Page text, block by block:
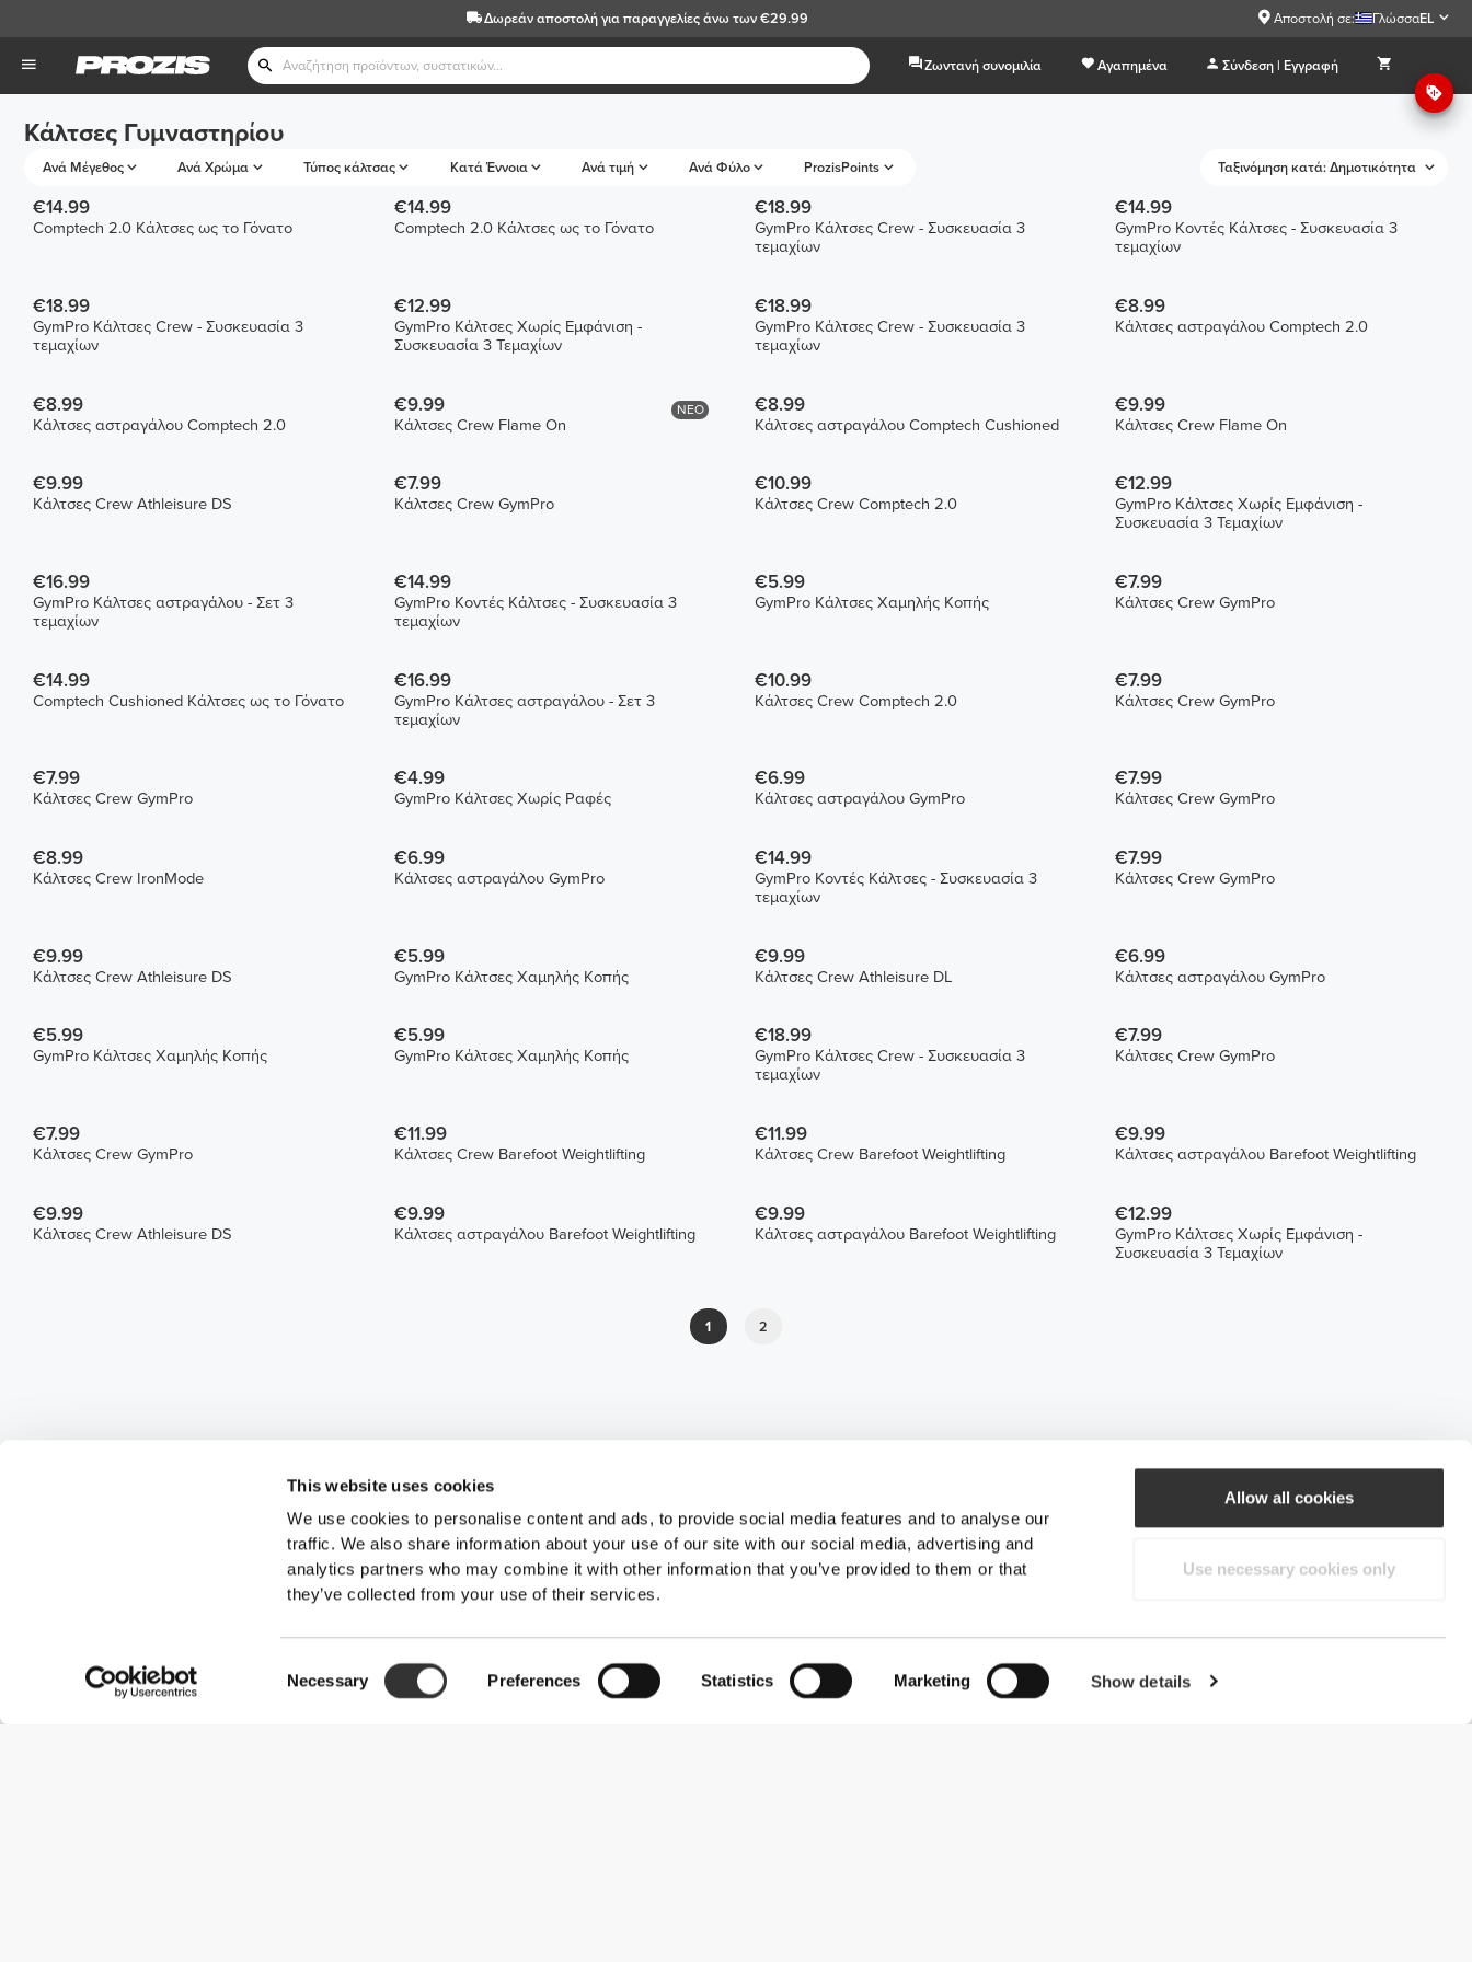
This website uses cookies
We use cookies to personalise content and ads, to provide social media features and to analyse our
traffic. We also share information about your use of our site with our social media, advertising and
analytics partners who may combine it with other information that you’ve provided to them or that
they’ve collected from your use of their services.
Selection
Necessary Preferences Statistics Marketing Show details
Allow all cookies
Use necessary cookies only
Δωρεάν αποστολήγια παραγγελίες άνω των €29.99 Αποστολή σε: ΓλώσσαEL
Ζωντανή συνομιλία Αγαπημένα Σύνδεση | Εγγραφή
Κάλτσες Γυμναστηρίου
Ανά Μέγεθος Ανά Χρώμα Τύπος κάλτσας Κατά Έννοια Ανά τιμή Ανά Φύλο ProzisPoints Ταξινόμηση κατά: Δημοτικότητα
€14.99
Comptech 2.0 Κάλτσες ως το Γόνατο
€14.99
Comptech 2.0 Κάλτσες ως το Γόνατο
€18.99
GymPro Κάλτσες Crew - Συσκευασία 3
τεμαχίων
€14.99
GymPro Κοντές Κάλτσες - Συσκευασία 3
τεμαχίων
€18.99
GymPro Κάλτσες Crew - Συσκευασία 3
τεμαχίων
€12.99
GymPro Κάλτσες Χωρίς Εμφάνιση -
Συσκευασία 3 Τεμαχίων
€18.99
GymPro Κάλτσες Crew - Συσκευασία 3
τεμαχίων
€8.99
Κάλτσες αστραγάλου Comptech 2.0
€8.99
Κάλτσες αστραγάλου Comptech 2.0
ΝΕΟ
€9.99
Κάλτσες Crew Flame On
€8.99
Κάλτσες αστραγάλου Comptech Cushioned
€9.99
Κάλτσες Crew Flame On
€9.99
Κάλτσες Crew Athleisure DS
€7.99
Κάλτσες Crew GymPro
€10.99
Κάλτσες Crew Comptech 2.0
€12.99
GymPro Κάλτσες Χωρίς Εμφάνιση -
Συσκευασία 3 Τεμαχίων
€16.99
GymPro Κάλτσες αστραγάλου - Σετ 3
τεμαχίων
€14.99
GymPro Κοντές Κάλτσες - Συσκευασία 3
τεμαχίων
€5.99
GymPro Κάλτσες Χαμηλής Κοπής
€7.99
Κάλτσες Crew GymPro
€14.99
Comptech Cushioned Κάλτσες ως το Γόνατο
€16.99
GymPro Κάλτσες αστραγάλου - Σετ 3
τεμαχίων
€10.99
Κάλτσες Crew Comptech 2.0
€7.99
Κάλτσες Crew GymPro
€7.99
Κάλτσες Crew GymPro
€4.99
GymPro Κάλτσες Χωρίς Ραφές
€6.99
Κάλτσες αστραγάλου GymPro
€7.99
Κάλτσες Crew GymPro
€8.99
Κάλτσες Crew IronMode
€6.99
Κάλτσες αστραγάλου GymPro
€14.99
GymPro Κοντές Κάλτσες - Συσκευασία 3
τεμαχίων
€7.99
Κάλτσες Crew GymPro
€9.99
Κάλτσες Crew Athleisure DS
€5.99
GymPro Κάλτσες Χαμηλής Κοπής
€9.99
Κάλτσες Crew Athleisure DL
€6.99
Κάλτσες αστραγάλου GymPro
€5.99
GymPro Κάλτσες Χαμηλής Κοπής
€5.99
GymPro Κάλτσες Χαμηλής Κοπής
€18.99
GymPro Κάλτσες Crew - Συσκευασία 3
τεμαχίων
€7.99
Κάλτσες Crew GymPro
€7.99
Κάλτσες Crew GymPro
€11.99
Κάλτσες Crew Barefoot Weightlifting
€11.99
Κάλτσες Crew Barefoot Weightlifting
€9.99
Κάλτσες αστραγάλου Barefoot Weightlifting
€9.99
Κάλτσες Crew Athleisure DS
€9.99
Κάλτσες αστραγάλου Barefoot Weightlifting
€9.99
Κάλτσες αστραγάλου Barefoot Weightlifting
€12.99
GymPro Κάλτσες Χωρίς Εμφάνιση -
Συσκευασία 3 Τεμαχίων
1 2